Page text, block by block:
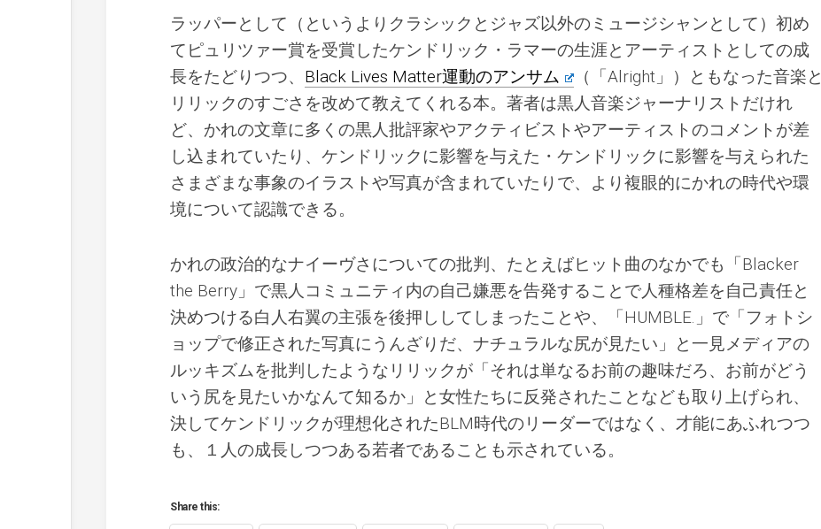
ラッパーとして（というよりクラシックとジャズ以外のミュージシャンとして）初め
てピュリツァー賞を受賞したケンドリック・ラマーの生涯とアーティストとしての成
長をたどりつつ、 Black Lives Matter運動のアンサム
（「Alright」）ともなった音楽と
リリックのすごさを改めて教えてくれる本。著者は黒人音楽ジャーナリストだけれ
ど、かれの文章に多くの黒人批評家やアクティビストやアーティストのコメントが差
し込まれていたり、ケンドリックに影響を与えた・ケンドリックに影響を与えられた
さまざまな事象のイラストや写真が含まれていたりで、より複眼的にかれの時代や環
境について認識できる。
かれの政治的なナイーヴさについての批判、たとえばヒット曲のなかでも「Blacker
the Berry」で黒人コミュニティ内の自己嫌悪を告発することで人種格差を自己責任と
決めつける白人右翼の主張を後押ししてしまったことや、「HUMBLE.」で「フォトシ
ョップで修正された写真にうんざりだ、ナチュラルな尻が見たい」と一見メディアの
ルッキズムを批判したようなリリックが「それは単なるお前の趣味だろ、お前がどう
いう尻を見たいかなんて知るか」と女性たちに反発されたことなども取り上げられ、
決してケンドリックが理想化されたBLM時代のリーダーではなく、才能にあふれつつ
も、１人の成長しつつある若者であることも示されている。
Share this: